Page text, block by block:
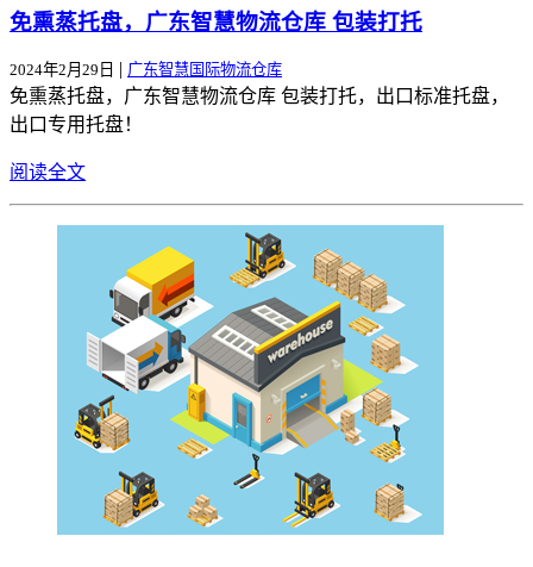
免熏蒸托盘，广东智慧物流仓库 包装打托
2024年2月29日 广东智慧国际物流仓库
免熏蒸托盘，广东智慧物流仓库 包装打托，出口标准托盘，
出口专用托盘！
阅读全文